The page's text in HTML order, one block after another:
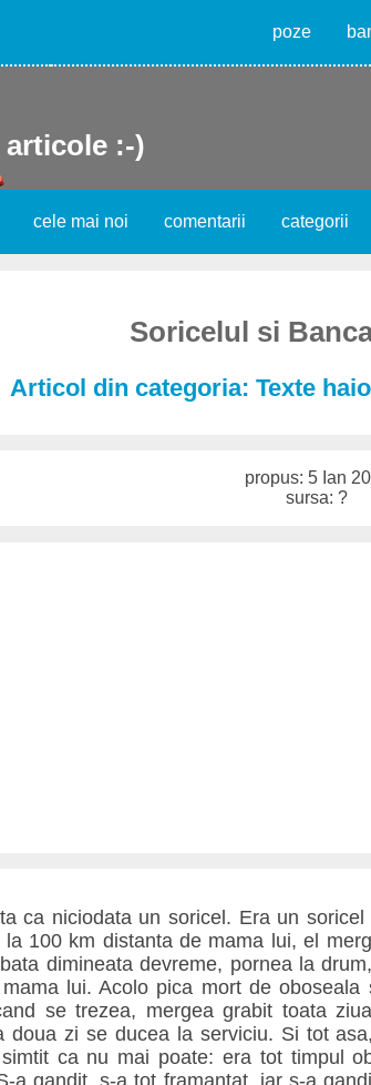
poze
articole :-)
cele mai noi comentarii categorii
Soricelul si
Articol din categoria: Texte
propus: 5 Ian
sursa: ?
ca niciodata un soricel. Era un
la 100 km distanta de mama lui, el
dimineata devreme, pornea la
lui. Acolo pica mort de
se trezea, mergea grabit toata
doua zi se ducea la serviciu. Si tot
ca nu mai poate: era tot timpul
a gandit, s-a tot framantat, iar s-a